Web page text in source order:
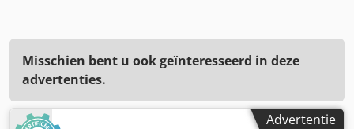
Misschien bent u ook geïnteresseerd in deze
advertenties.
Advertentie